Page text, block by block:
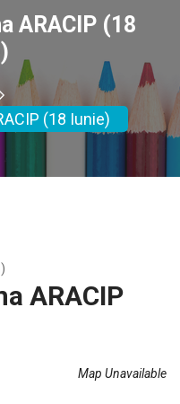
ARACIP (18
(18 Iunie)
ARACIP
Map Unavailable